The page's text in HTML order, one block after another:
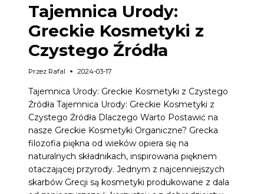
Tajemnica Urody:
Greckie Kosmetyki z
Czystego Źródła
Przez Rafal 2024-03-17
Tajemnica Urody: Greckie Kosmetyki z Czystego
Źródła Tajemnica Urody: Greckie Kosmetyki z
Czystego Źródła Dlaczego Warto Postawić na
nasze Greckie Kosmetyki Organiczne? Grecka
filozofia piękna od wieków opiera się na
naturalnych składnikach, inspirowana pięknem
otaczającej przyrody. Jednym z najcenniejszych
skarbów Grecji są kosmetyki produkowane z dala